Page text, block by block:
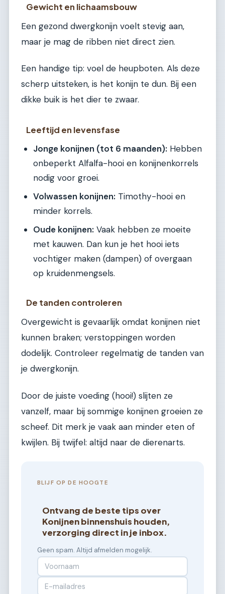
Gewicht en lichaamsbouw
Een gezond dwergkonijn voelt stevig aan,
maar je mag de ribben niet direct zien.
Een handige tip: voel de heupboten. Als deze
scherp uitsteken, is het konijn te dun. Bij een
dikke buik is het dier te zwaar.
Leeftijd en levensfase
Jonge konijnen (tot 6 maanden): Hebben
onbeperkt Alfalfa-hooi en konijnenkorrels
nodig voor groei.
Volwassen konijnen: Timothy-hooi en
minder korrels.
Oude konijnen: Vaak hebben ze moeite
met kauwen. Dan kun je het hooi iets
vochtiger maken (dampen) of overgaan
op kruidenmengsels.
De tanden controleren
Overgewicht is gevaarlijk omdat konijnen niet
kunnen braken; verstoppingen worden
dodelijk. Controleer regelmatig de tanden van
je dwergkonijn.
Door de juiste voeding (hooi!) slijten ze
vanzelf, maar bij sommige konijnen groeien ze
scheef. Dit merk je vaak aan minder eten of
kwijlen. Bij twijfel: altijd naar de dierenarts.
BLIJF OP DE HOOGTE
Ontvang de beste tips over
Konijnen binnenshuis houden,
verzorging direct in je inbox.
Geen spam. Altijd afmelden mogelijk.